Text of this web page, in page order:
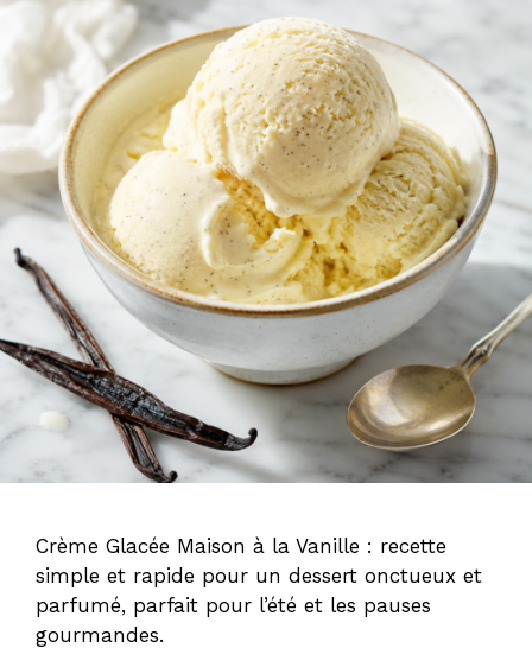
Crème Glacée Maison à la Vanille : recette
simple et rapide pour un dessert onctueux et
parfumé, parfait pour l’été et les pauses
gourmandes.